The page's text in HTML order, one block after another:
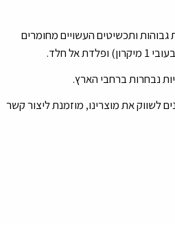
גבוהות ותכשיטים העשויים מחומרים
לשווק את מוצרינו, מוזמנת ליצור קשר